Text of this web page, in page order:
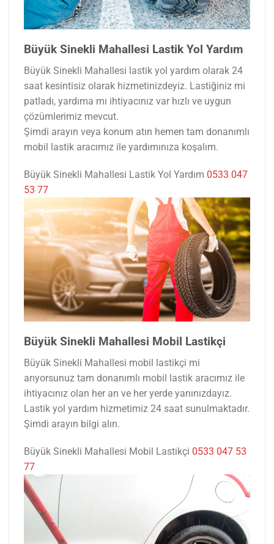
Büyük Sinekli Mahallesi Lastik Yol Yardım
Büyük Sinekli Mahallesi lastik yol yardım olarak 24
saat kesintisiz olarak hizmetinizdeyiz. Lastiğiniz mi
patladı, yardıma mı ihtiyacınız var hızlı ve uygun
çözümlerimiz mevcut.
Şimdi arayın veya konum atın hemen tam donanımlı
mobil lastik aracımız ile yardımınıza koşalım.
Büyük Sinekli Mahallesi Lastik Yol Yardım 0533 047
53 77
Büyük Sinekli Mahallesi Mobil Lastikçi
Büyük Sinekli Mahallesi mobil lastikçi mi
arıyorsunuz tam donanımlı mobil lastik aracımız ile
ihtiyacınız olan her an ve her yerde yanınızdayız.
Lastik yol yardım hizmetimiz 24 saat sunulmaktadır.
Şimdi arayın bilgi alın.
Büyük Sinekli Mahallesi Mobil Lastikçi 0533 047 53
77